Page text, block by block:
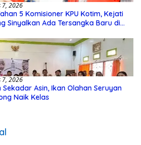
7, 2026
5 Komisioner KPU Kotim, Kejati
Sinyalkan Ada Tersangka Baru di
7, 2026
Sekadar Asin, Ikan Olahan Seruyan
Naik Kelas